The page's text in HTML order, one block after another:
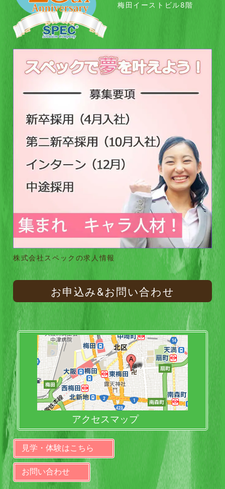
梅田イーストビル8階
株式会社スペックの求人情報
お申込み&お問い合わせ
アクセスマップ
見学・体験はこちら
お問い合わせ